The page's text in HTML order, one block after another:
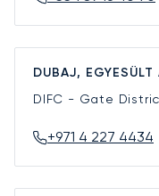
DUBAJ, EGYESÜLT
DIFC - Gate
+971 4 227 4434